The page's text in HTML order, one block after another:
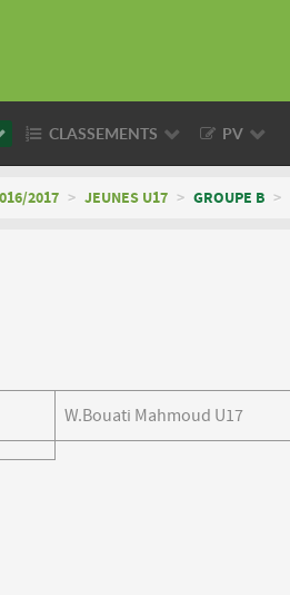
CLASSEMENTS PV
2017 > JEUNES U17 > GROUPE B >
W.Bouati Mahmoud U17